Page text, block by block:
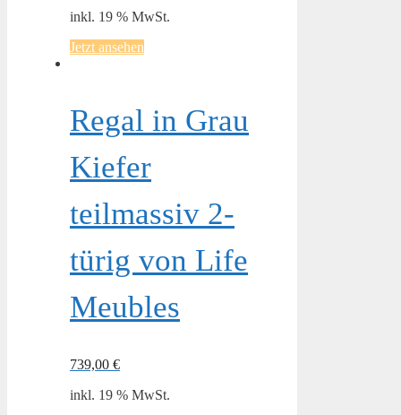
inkl. 19 % MwSt.
Jetzt ansehen
Regal in Grau
Kiefer
teilmassiv 2-
türig von Life
Meubles
739,00 €
inkl. 19 % MwSt.